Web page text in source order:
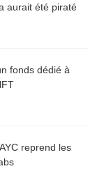
aurait été piraté
fonds dédié à
reprend les